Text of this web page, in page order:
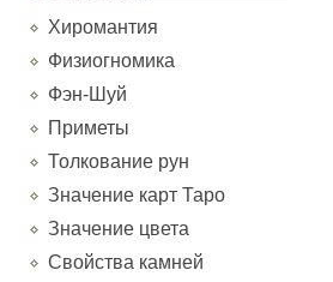
Хиромантия
Физиогномика
Фэн-Шуй
Приметы
Толкование рун
Значение карт Таро
Значение цвета
Свойства камней